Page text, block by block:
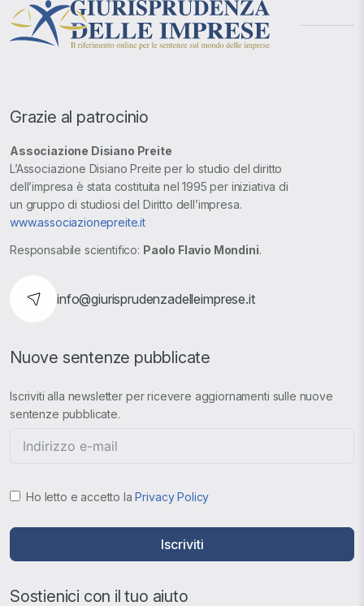
Grazie al patrocinio
Associazione Disiano Preite
L’Associazione Disiano Preite per lo studio del diritto
dell’impresa è stata costituita nel 1995 per iniziativa di
un gruppo di studiosi del Diritto dell’impresa.
www.associazionepreite.it
Responsabile scientifico: Paolo Flavio Mondini.
info@giurisprudenzadelleimprese.it
Nuove sentenze pubblicate
Iscriviti alla newsletter per ricevere aggiornamenti sulle nuove
sentenze pubblicate.
Ho letto e accetto laPrivacy Policy
Iscriviti
Sostienici con il tuo aiuto